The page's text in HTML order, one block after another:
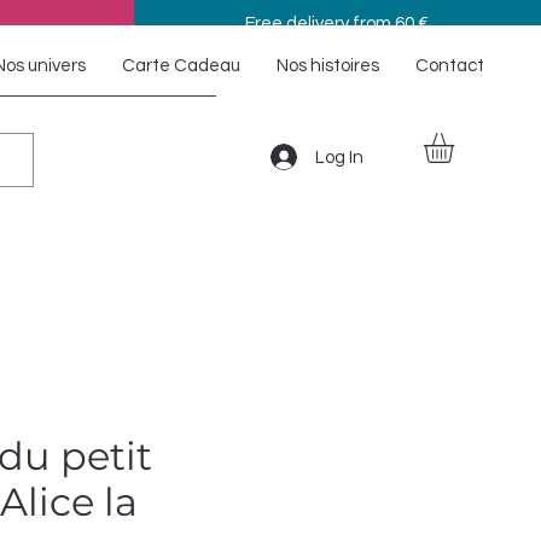
Free delivery from 60 €
univers Carte Cadeau Nos histoires Contact
Log In
petit
la